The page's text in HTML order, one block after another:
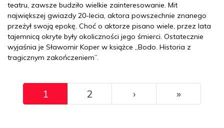
teatru, zawsze budziło wielkie zainteresowanie. Mit
największej gwiazdy 20-lecia, aktora powszechnie znanego
przeżył swoją epokę. Choć o aktorze pisano wiele, przez lata
tajemnicą okryte były okoliczności jego śmierci. Ostatecznie
wyjaśnia je Sławomir Koper w książce „Bodo. Historia z
tragicznym zakończeniem”.
Pagination
1 2 ››› »Ostatni